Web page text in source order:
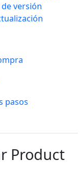
versión
pasos
Product